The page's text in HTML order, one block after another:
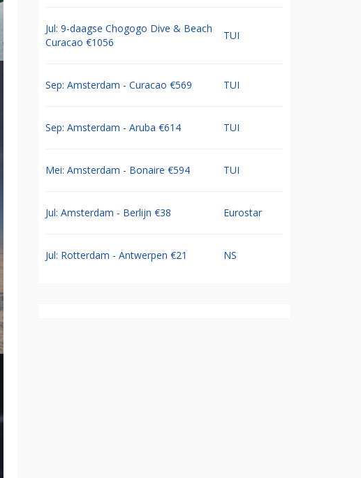
Jul: 9-daagse Chogogo Dive & Beach
Curacao €1056
TUI
Sep: Amsterdam - Curacao €569 TUI
Sep: Amsterdam - Aruba €614 TUI
Mei: Amsterdam - Bonaire €594 TUI
Jul: Amsterdam - Berlijn €38 Eurostar
Jul: Rotterdam - Antwerpen €21 NS